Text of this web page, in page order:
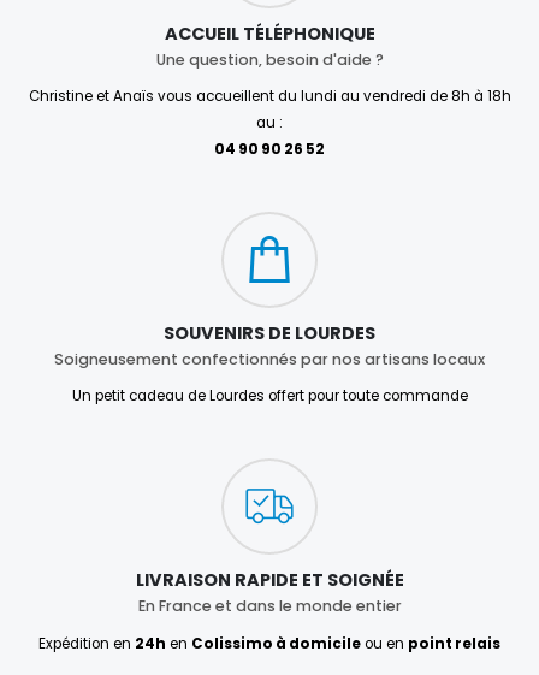
ACCUEIL TÉLÉPHONIQUE
Une question, besoin d'aide ?
Christine et Anaïs vous accueillent du lundi au vendredi de 8h à 18h
au :
04 90 90 26 52
SOUVENIRS DE LOURDES
Soigneusement confectionnés par nos artisans locaux
Un petit cadeau de Lourdes offert pour toute commande
LIVRAISON RAPIDE ET SOIGNÉE
En France et dans le monde entier
Expédition en 24h en Colissimo à domicileou en point relais